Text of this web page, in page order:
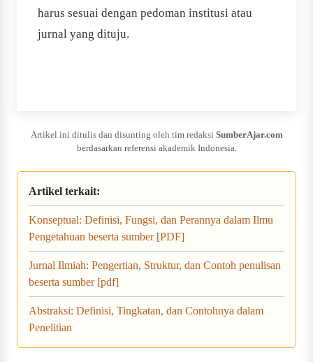
harus sesuai dengan pedoman institusi atau
jurnal yang dituju.
Artikel ini ditulis dan disunting oleh tim redaksi SumberAjar.com
berdasarkan referensi akademik Indonesia.
Artikel terkait:
Konseptual: Definisi, Fungsi, dan Perannya dalam Ilmu
Pengetahuan beserta sumber [PDF]
Jurnal Ilmiah: Pengertian, Struktur, dan Contoh penulisan
beserta sumber [pdf]
Abstraksi: Definisi, Tingkatan, dan Contohnya dalam
Penelitian